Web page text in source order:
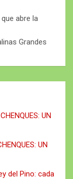
abre la
Grandes
UN
UN
del Pino: cada